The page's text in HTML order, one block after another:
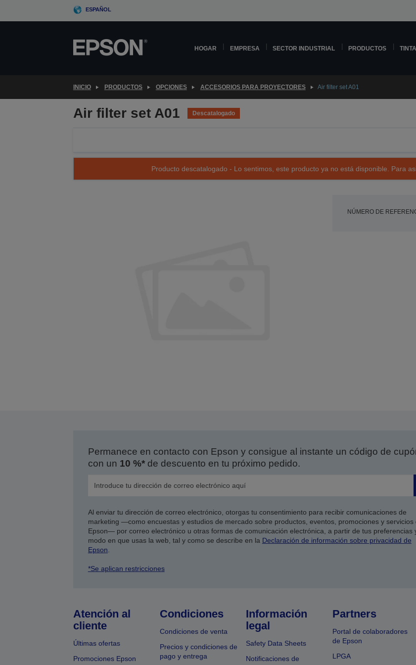
ESPAÑOL
HOGAR EMPRESA SECTOR INDUSTRIAL PRODUCTOS TINTA
INICIO PRODUCTOS OPCIONES ACCESORIOS PARA PROYECTORES Air filter set A01
Air filter set A01 Descatalogado
Producto descatalogado - Lo sentimos, este producto ya no está disponible. Para
NÚMERO DE
Permanece en contacto con Epson y consigue al instante un código de
con un 10 %*de descuento en tu próximo pedido.
Al enviar tu dirección de correo electrónico, otorgas tu consentimiento para recibir comunicaciones de
marketing —como encuestas y estudios de mercado sobre productos, eventos, promociones y servicios
Epson— por correo electrónico u otras formas de comunicación electrónica, a partir de tus preferencias
modo en que usas la web, tal y como se describe en la Declaración de información sobre privacidad de
Epson
*Se aplican restricciones
Atención al
cliente
Últimas ofertas
Promociones Epson
Condiciones
Condiciones de venta
Precios y condiciones de
pago y entrega
Información
legal
Safety Data Sheets
Notificaciones de
Partners
Portal de colaboradores
de Epson
LPGA